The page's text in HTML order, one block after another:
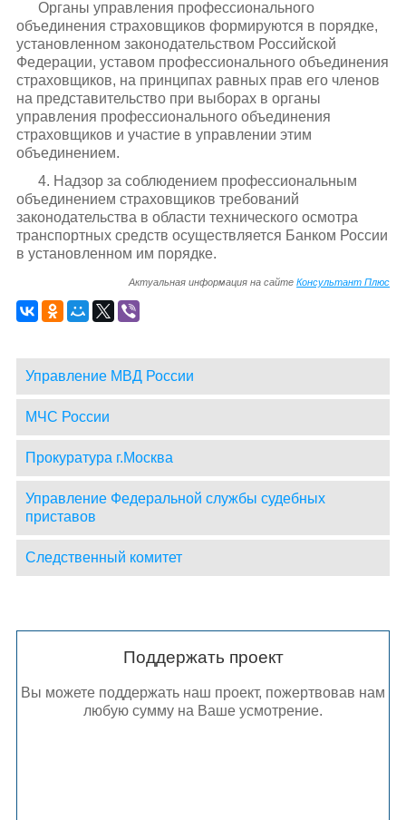
Органы управления профессионального
объединения страховщиков формируются в порядке,
установленном законодательством Российской
Федерации, уставом профессионального объединения
страховщиков, на принципах равных прав его членов
на представительство при выборах в органы
управления профессионального объединения
страховщиков и участие в управлении этим
объединением.
4. Надзор за соблюдением профессиональным
объединением страховщиков требований
законодательства в области технического осмотра
транспортных средств осуществляется Банком России
в установленном им порядке.
Актуальная информация на сайтеКонсультант Плюс
Управление МВД России
МЧС России
Прокуратура г.Москва
Управление Федеральной службы судебных
приставов
Следственный комитет
Поддержать проект
Вы можете поддержать наш проект, пожертвовав нам
любую сумму на Ваше усмотрение.